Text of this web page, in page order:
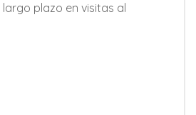
plazo en visitas al